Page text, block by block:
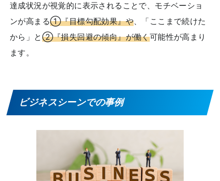
達成状況が視覚的に表示されることで、モチベーショ
ンが高まる①『目標勾配効果』や、「ここまで続けた
から」と ②『損失回避の傾向』が働く可能性が高まり
ます。
ビジネスシーンでの事例